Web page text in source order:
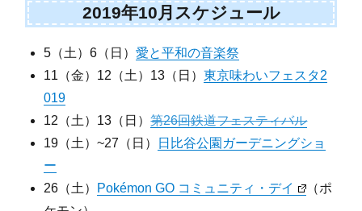
2019年10月スケジュール
5（土）6（日）愛と平和の音楽祭
11（金）12（土）13（日）東京味わいフェスタ2
019
12（土）13（日）第26回鉄道フェスティバル
19（土）~27（日）
日比谷公園ガーデニングショ
ー
26（土） Pokémon GO コミュニティ・デイ
（ポ